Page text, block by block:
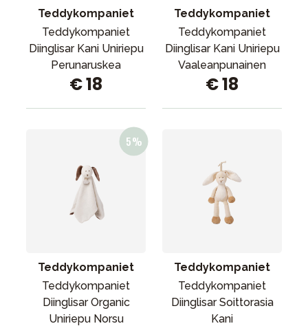
Teddykompaniet
Teddykompaniet
Diinglisar Kani Uniriepu
Perunaruskea
€ 18
Teddykompaniet
Teddykompaniet
Diinglisar Kani Uniriepu
Vaaleanpunainen
€ 18
Teddykompaniet
Teddykompaniet
Diinglisar Organic
Uniriepu Norsu
Teddykompaniet
Teddykompaniet
Diinglisar Soittorasia
Kani